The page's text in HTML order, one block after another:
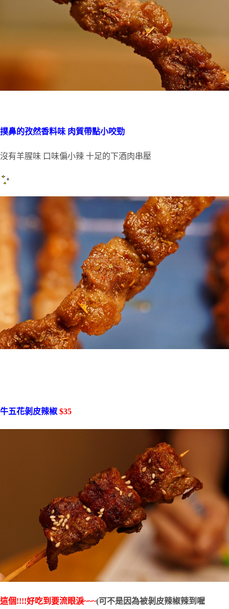
撲鼻的孜然香料味 肉質帶點小咬勁
沒有羊腥味 口味偏小辣 十足的下酒肉串壓
牛五花剝皮辣椒 $35
這個!!!!好吃到要流眼淚~~~(可不是因為被剝皮辣椒辣到喔